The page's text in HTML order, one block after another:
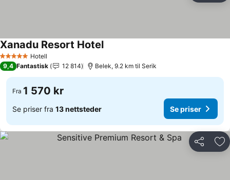
5 Stjerner Hotell
Xanadu Resort Hotel
9,4 Fantastisk 12 814 Belek, 9.2 km til Serik
Fra 1 570 kr
Se priser fra 13 nettsteder Se priser
Del